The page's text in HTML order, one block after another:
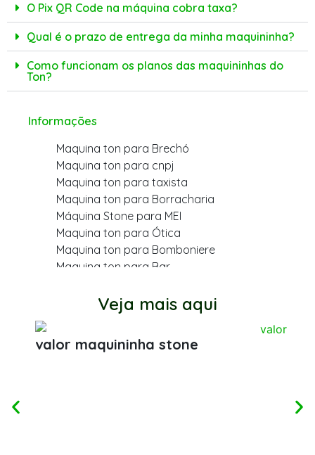
O Pix QR Code na máquina cobra taxa?
Qual é o prazo de entrega da minha maquininha?
Como funcionam os planos das maquininhas do
Ton?
Informações
Maquina ton para Brechó
Maquina ton para cnpj
Maquina ton para taxista
Maquina ton para Borracharia
Máquina Stone para MEI
Maquina ton para Ótica
Maquina ton para Bomboniere
Maquina ton para Bar
Maquina ton para Cabeleireiro
Maquina ton para Farmácia
Maquina ton para Açougue
Veja mais aqui
valor maquininha stone